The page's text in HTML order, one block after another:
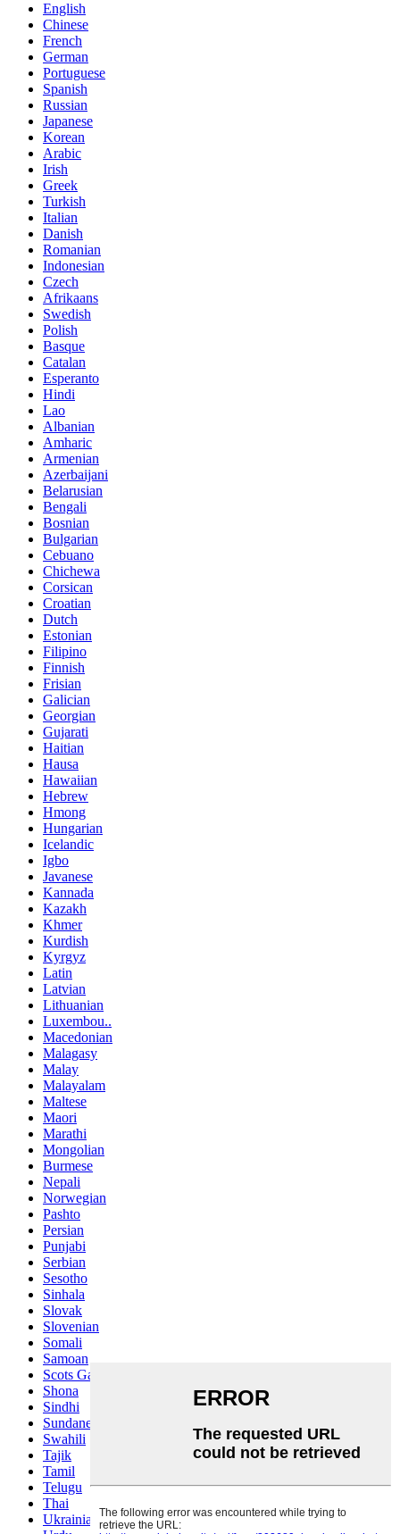
English
Chinese
French
German
Portuguese
Spanish
Russian
Japanese
Korean
Arabic
Irish
Greek
Turkish
Italian
Danish
Romanian
Indonesian
Czech
Afrikaans
Swedish
Polish
Basque
Catalan
Esperanto
Hindi
Lao
Albanian
Amharic
Armenian
Azerbaijani
Belarusian
Bengali
Bosnian
Bulgarian
Cebuano
Chichewa
Corsican
Croatian
Dutch
Estonian
Filipino
Finnish
Frisian
Galician
Georgian
Gujarati
Haitian
Hausa
Hawaiian
Hebrew
Hmong
Hungarian
Icelandic
Igbo
Javanese
Kannada
Kazakh
Khmer
Kurdish
Kyrgyz
Latin
Latvian
Lithuanian
Luxembou..
Macedonian
Malagasy
Malay
Malayalam
Maltese
Maori
Marathi
Mongolian
Burmese
Nepali
Norwegian
Pashto
Persian
Punjabi
Serbian
Sesotho
Sinhala
Slovak
Slovenian
Somali
Samoan
Scots Gaelic
Shona
Sindhi
Sundanese
Swahili
Tajik
Tamil
Telugu
Thai
Ukrainian